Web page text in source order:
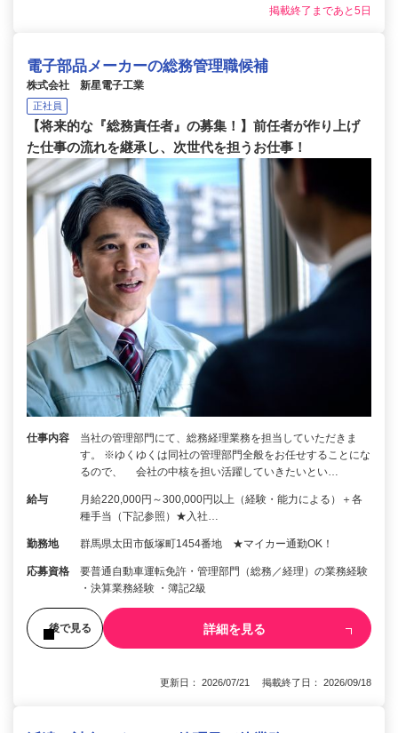
掲載終了まであと5日
電子部品メーカーの総務管理職候補
株式会社 新星電子工業
正社員
【将来的な『総務責任者』の募集！】前任者が作り上げ
た仕事の流れを継承し、次世代を担うお仕事！
仕事内容
当社の管理部門にて、総務経理業務を担当していただきま
す。 ※ゆくゆくは同社の管理部門全般をお任せすることにな
るので、 会社の中核を担い活躍していきたいとい…
給与
月給220,000円～300,000円以上（経験・能力による）＋各
種手当（下記参照）★入社…
勤務地 群馬県太田市飯塚町1454番地 ★マイカー通勤OK！
応募資格
要普通自動車運転免許・管理部門（総務／経理）の業務経験
・決算業務経験 ・簿記2級
後で見る 詳細を見る
更新日： 2026/07/21 掲載終了日： 2026/09/18